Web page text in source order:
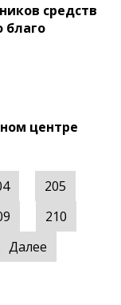
средств
благо
центре
205
210
Далее